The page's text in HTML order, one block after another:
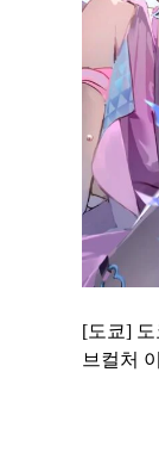
[도쿄]
브컬처